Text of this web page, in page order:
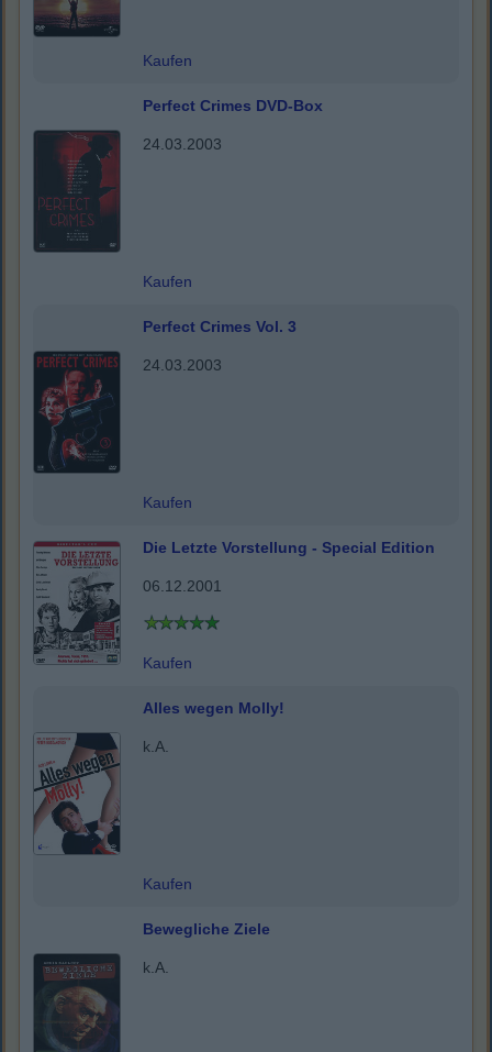
Kaufen
Perfect Crimes DVD-Box
24.03.2003
Kaufen
Perfect Crimes Vol. 3
24.03.2003
Kaufen
Die Letzte Vorstellung - Special Edition
06.12.2001
Kaufen
Alles wegen Molly!
k.A.
Kaufen
Bewegliche Ziele
k.A.